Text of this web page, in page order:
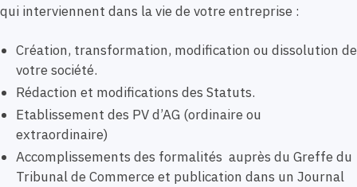
qui interviennent dans la vie de votre entreprise :
Création, transformation, modification ou dissolution de
votre société.
Rédaction et modifications des Statuts.
Etablissement des PV d’AG (ordinaire ou
extraordinaire)
Accomplissements des formalités auprès du Greffe du
Tribunal de Commerce et publication dans un Journal